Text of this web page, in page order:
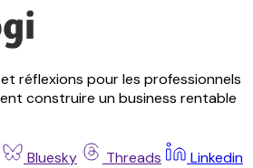
réflexions pour les professionnels
construire un business rentable
Bluesky Threads
Linkedin